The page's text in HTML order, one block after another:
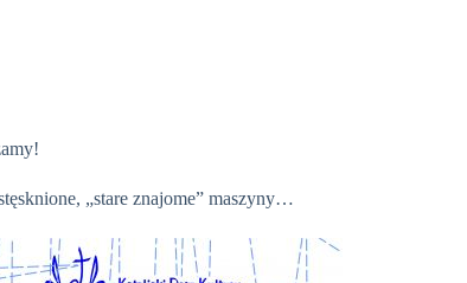
„stare znajome” maszyny…